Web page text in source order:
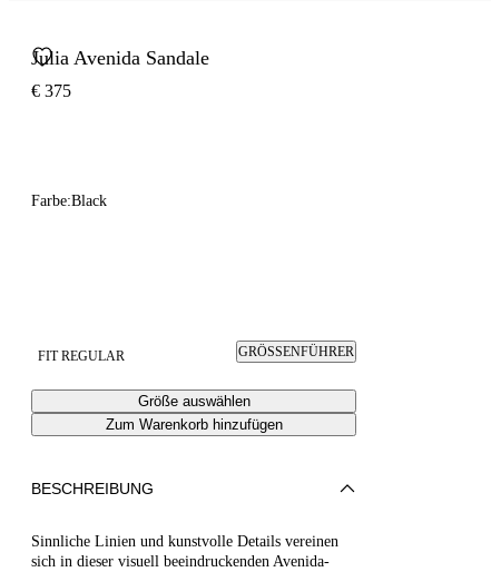
Julia Avenida Sandale
€ 375
Farbe:Black
FIT REGULAR GRÖSSENFÜHRER
Größe auswählen
Zum Warenkorb hinzufügen
BESCHREIBUNG
Sinnliche Linien und kunstvolle Details vereinen
sich in dieser visuell beeindruckenden Avenida-